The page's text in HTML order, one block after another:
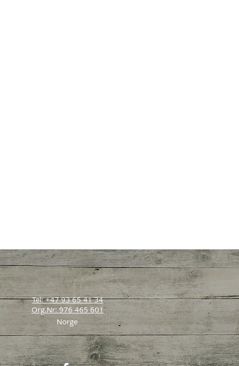
Tel: +47 93 65 41 34
Org.Nr: 976 465 601
Norge